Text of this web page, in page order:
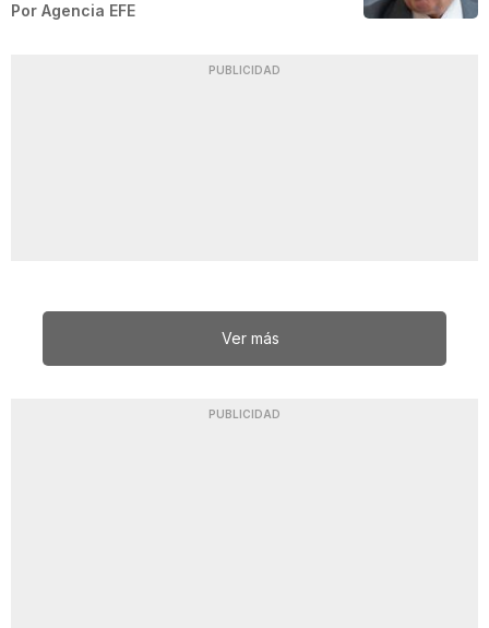
Por Agencia EFE
PUBLICIDAD
Ver más
PUBLICIDAD